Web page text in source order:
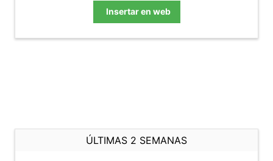
Insertar en web
ÚLTIMAS 2 SEMANAS